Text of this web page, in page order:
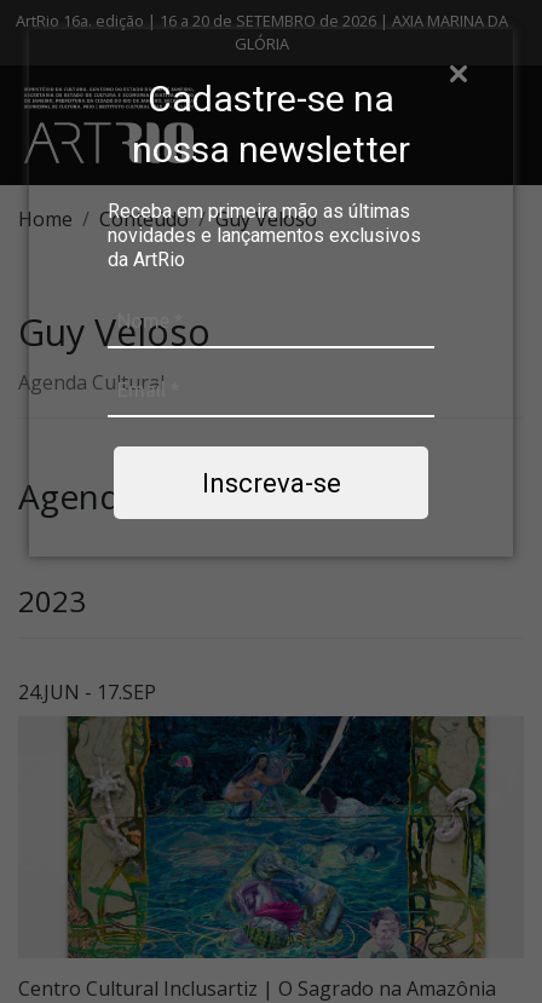
Cadastre-se na
nossa newsletter
Receba em primeira mão as últimas
novidades e lançamentos exclusivos
da ArtRio
Inscreva-se
ArtRio 16a. edição | 16 a 20 de SETEMBRO de 2026 | AXIA MARINA DA
GLÓRIA
Home Conteúdo Guy Veloso
Guy Veloso
Agenda Cultural
Agenda Cultural
2023
24.JUN - 17.SEP
Centro Cultural Inclusartiz | O Sagrado na Amazônia